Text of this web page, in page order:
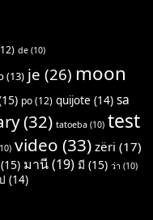
de (10)
(13) je (26) moon
po(12) quijote (14) sa
(32) tatoeba (10) test
video (33) zëri (17)
(15) มานี(19) มี (15) ว่า (10)
(14)